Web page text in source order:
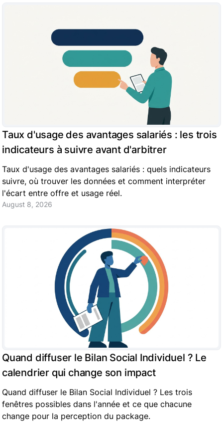
Taux d'usage des avantages salariés : les trois
indicateurs à suivre avant d'arbitrer
Taux d'usage des avantages salariés : quels indicateurs
suivre, où trouver les données et comment interpréter
l'écart entre offre et usage réel.
August 8, 2026
Quand diffuser le Bilan Social Individuel ? Le
calendrier qui change son impact
Quand diffuser le Bilan Social Individuel ? Les trois
fenêtres possibles dans l'année et ce que chacune
change pour la perception du package.